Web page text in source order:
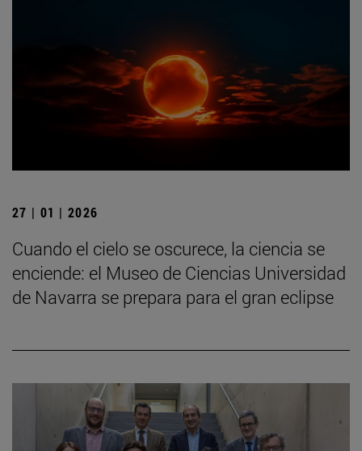
27 | 01 | 2026
Cuando el cielo se oscurece, la ciencia se
enciende: el Museo de Ciencias Universidad
de Navarra se prepara para el gran eclipse